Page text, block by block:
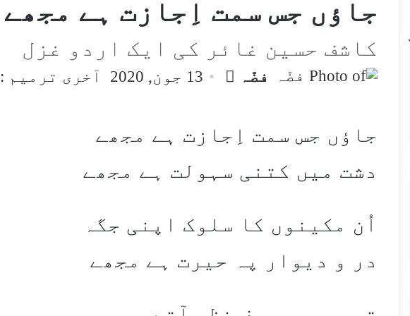
جاؤں جس سمت اِجازت ہے مجھے
کاشف حسین غائر کی ایک اردو غزل
فضّہ
Send13 جون, 2020
آخری ترمیم : 13 جون, 2020
جاؤں جس سمت اِجازت ہے مجھے
دشت میں کتنی سہولت ہے مجھے
اُن مکینوں کا سلوک اپنی جگہ
در و دیوار پہ حیرت ہے مجھے